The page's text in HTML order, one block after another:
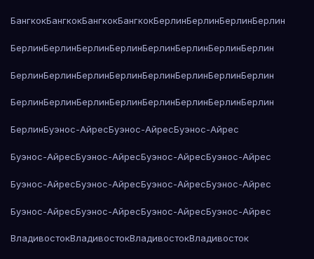
БангкокБангкокБангкокБангкокБерлинБерлинБерлинБерлин
БерлинБерлинБерлинБерлинБерлинБерлинБерлинБерлин
БерлинБерлинБерлинБерлинБерлинБерлинБерлинБерлин
БерлинБерлинБерлинБерлинБерлинБерлинБерлинБерлин
БерлинБуэнос-АйресБуэнос-АйресБуэнос-Айрес
Буэнос-АйресБуэнос-АйресБуэнос-АйресБуэнос-Айрес
Буэнос-АйресБуэнос-АйресБуэнос-АйресБуэнос-Айрес
Буэнос-АйресБуэнос-АйресБуэнос-АйресБуэнос-Айрес
ВладивостокВладивостокВладивостокВладивосток